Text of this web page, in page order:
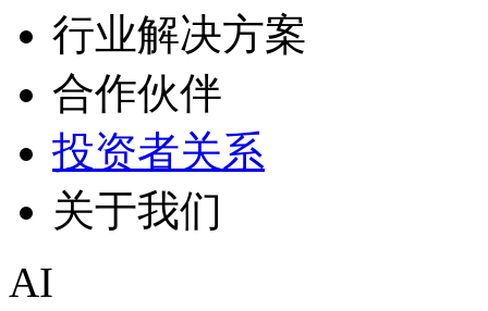
行业解决方案
合作伙伴
投资者关系
关于我们
AI